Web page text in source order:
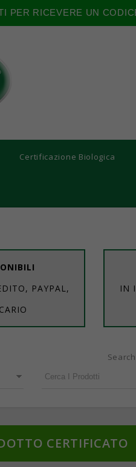
PER RICEVERE UN
Certificazione Biologica
PAYPAL,
IN
Search
CERTIFICATO